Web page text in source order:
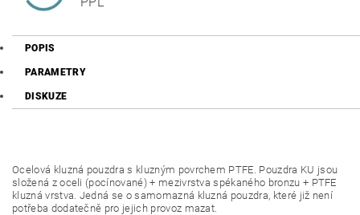
POPIS
PARAMETRY
DISKUZE
Ocelová kluzná pouzdra s kluzným povrchem PTFE. Pouzdra KU jsou
složená z oceli (pocínované) + mezivrstva spékaného bronzu + PTFE
kluzná vrstva. Jedná se o samomazná kluzná pouzdra, které již není
potřeba dodatečně pro jejich provoz mazat.